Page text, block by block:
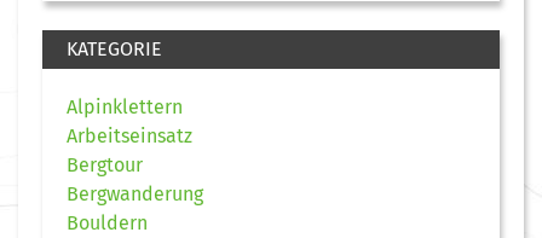
KATEGORIE
Alpinklettern
Arbeitseinsatz
Bergtour
Bergwanderung
Bouldern